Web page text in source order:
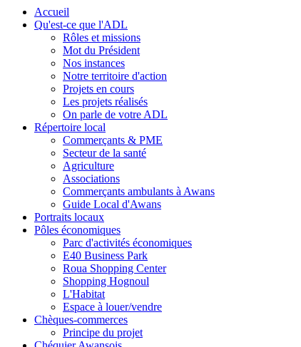
Accueil
Qu'est-ce que l'ADL
Rôles et missions
Mot du Président
Nos instances
Notre territoire d'action
Projets en cours
Les projets réalisés
On parle de votre ADL
Répertoire local
Commerçants & PME
Secteur de la santé
Agriculture
Associations
Commerçants ambulants à Awans
Guide Local d'Awans
Portraits locaux
Pôles économiques
Parc d'activités économiques
E40 Business Park
Roua Shopping Center
Shopping Hognoul
L'Habitat
Espace à louer/vendre
Chèques-commerces
Principe du projet